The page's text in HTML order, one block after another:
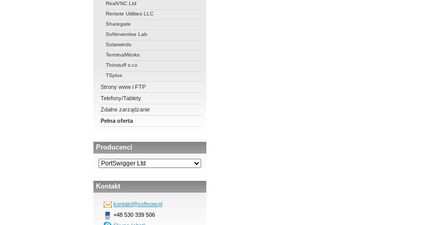
RealVNC Ltd
Remote Utilities LLC
Sharegate
Softinventive Lab
Solarwinds
TerminalWorks
Thinstuff s.r.o
TSplus
Strony www i FTP
Telefony/Tablety
Zdalne zarządzanie
Pełna oferta
Producenci
Kontakt
kontakt@softnow.pl
+48 530 339 506